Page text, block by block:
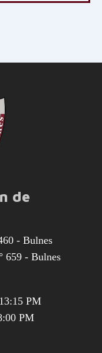
de
- Bulnes
659 - Bulnes
PM
PM